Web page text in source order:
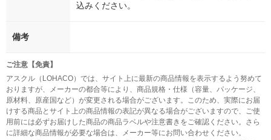
込みください。
備考
ご注意【免責】
アスクル（LOHACO）では、サイト上に最新の商品情報を表示するよう努めて
おりますが、メーカーの都合等により、商品規格・仕様（容量、パッケージ、
原材料、原産国など）が変更される場合がございます。このため、実際にお届
けする商品とサイト上の商品情報の表記が異なる場合がございますので、ご使
用前には必ずお届けした商品の商品ラベルや注意書きをご確認ください。さら
に詳細な商品情報が必要な場合は、メーカー等にお問い合わせください。